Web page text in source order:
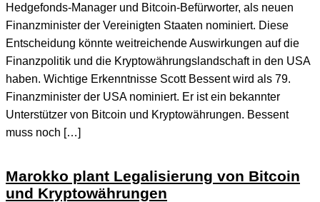
Hedgefonds-Manager und Bitcoin-Befürworter, als neuen
Finanzminister der Vereinigten Staaten nominiert. Diese
Entscheidung könnte weitreichende Auswirkungen auf die
Finanzpolitik und die Kryptowährungslandschaft in den USA
haben. Wichtige Erkenntnisse Scott Bessent wird als 79.
Finanzminister der USA nominiert. Er ist ein bekannter
Unterstützer von Bitcoin und Kryptowährungen. Bessent
muss noch […]
Marokko plant Legalisierung von Bitcoin
und Kryptowährungen